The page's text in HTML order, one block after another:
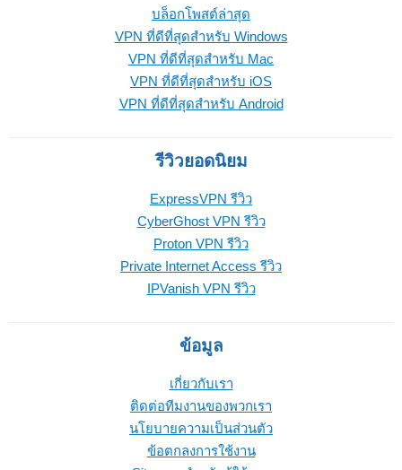
บล็อกโพสต์ล่าสุด
VPN ที่ดีที่สุดสำหรับ Windows
VPN ที่ดีที่สุดสำหรับ Mac
VPN ที่ดีที่สุดสำหรับ iOS
VPN ที่ดีที่สุดสำหรับ Android
รีวิวยอดนิยม
ExpressVPN รีวิว
CyberGhost VPN รีวิว
Proton VPN รีวิว
Private Internet Access รีวิว
IPVanish VPN รีวิว
ข้อมูล
เกี่ยวกับเรา
ติดต่อทีมงานของพวกเรา
นโยบายความเป็นส่วนตัว
ข้อตกลงการใช้งาน